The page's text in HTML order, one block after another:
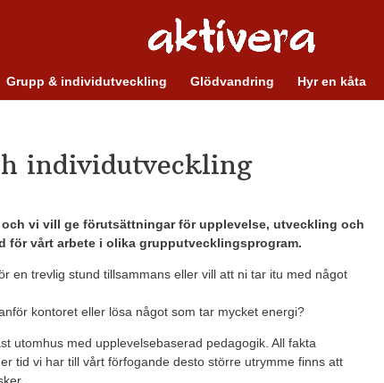
Grupp & individutveckling Glödvandring Hyr en kåta
individutveckling
vi vill ge förutsättningar för upplevelse, utveckling och
för vårt arbete i olika grupputvecklingsprogram.
en trevlig stund tillsammans eller vill att ni tar itu med något
kontoret eller lösa något som tar mycket energi?
utomhus med upplevelsebaserad pedagogik. All fakta
tid vi har till vårt förfogande desto större utrymme finns att